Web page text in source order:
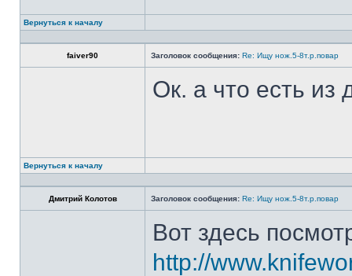
Вернуться к началу
faiver90 Заголовок сообщения: Re: Ищу нож.5-8т.р.повар
Ок. а что есть из
Вернуться к началу
Дмитрий Колотов Заголовок сообщения: Re: Ищу нож.5-8т.р.повар
Вот здесь
http://